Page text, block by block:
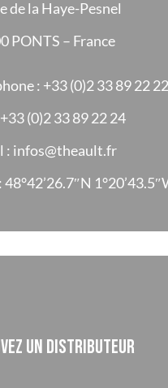
de la Haye-Pesnel
PONTS – France
: +33 (0)2 33 89 22 22
(0)2 33 89 22 24
: infos@theault.fr
48°42’26.7″N
un distributeur